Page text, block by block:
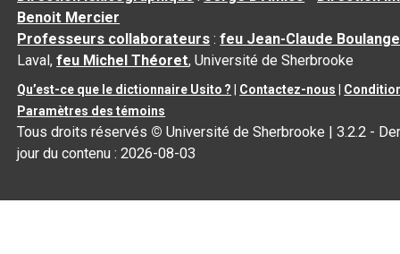
Benoit Mercier
Professeurs collaborateurs :feu Jean-Claude
Laval,feu Michel Théoret, Université de Sherbrooke
Qu’est-ce que le dictionnaire Usito ? Contactez-nous
Paramètres des témoins
Tous droits réservés © Université de Sherbrooke |3.2.2 -
jour du contenu :2026-08-03